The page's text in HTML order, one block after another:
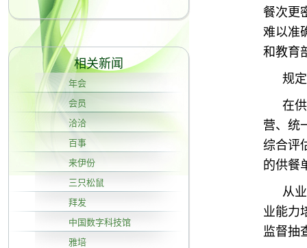
相关新闻
年会
会员
洽洽
百事
来伊份
三只松鼠
拜发
中国数字科技馆
雅培
餐次更
难以准
和教育
规
在
营、统
综合评
的供餐
从
业能力
监督抽